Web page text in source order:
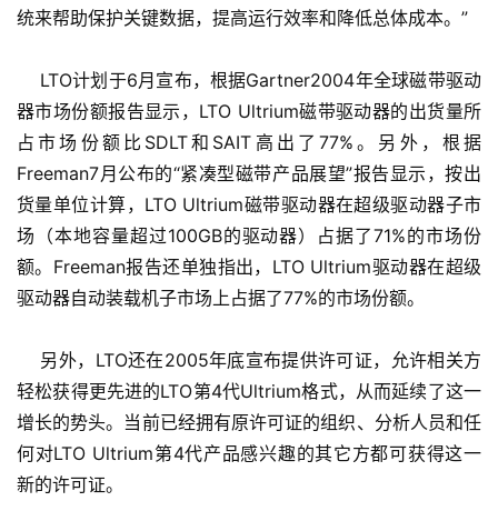
统来帮助保护关键数据，提高运行效率和降低总体成本。”
LTO计划于6月宣布，根据Gartner2004年全球磁带驱动
器市场份额报告显示，LTO Ultrium磁带驱动器的出货量所
占市场份额比SDLT和SAIT高出了77%。另外，根据
Freeman7月公布的“紧凑型磁带产品展望”报告显示，按出
货量单位计算，LTO Ultrium磁带驱动器在超级驱动器子市
场（本地容量超过100GB的驱动器）占据了71%的市场份
额。Freeman报告还单独指出，LTO Ultrium驱动器在超级
驱动器自动装载机子市场上占据了77%的市场份额。
另外，LTO还在2005年底宣布提供许可证，允许相关方
轻松获得更先进的LTO第4代Ultrium格式，从而延续了这一
增长的势头。当前已经拥有原许可证的组织、分析人员和任
何对LTO Ultrium第4代产品感兴趣的其它方都可获得这一
新的许可证。